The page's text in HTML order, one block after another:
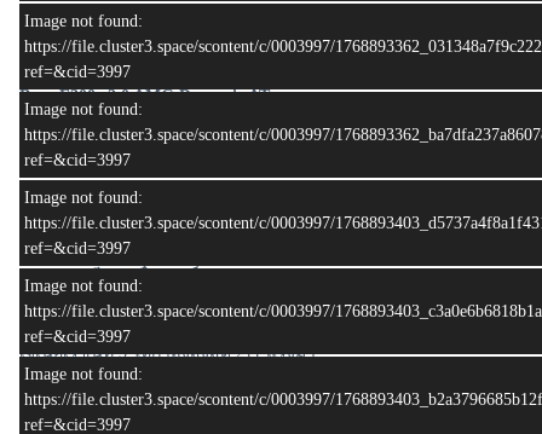
Image not found:
https://file.cluster3.space/scontent/c/0003997/
ref=&cid=3997
Image not found:
https://file.cluster3.space/scontent/c/0003997/
ref=&cid=3997
Image not found:
https://file.cluster3.space/scontent/c/0003997/
ref=&cid=3997
Image not found:
https://file.cluster3.space/scontent/c/0003997/
ref=&cid=3997
Image not found:
https://file.cluster3.space/scontent/c/0003997/
ref=&cid=3997
Benz E300e 2.0 AMG Dynamic AT
ปีผลิต : 2021
ปีจด : 2022
สี : ดำ
เลขไมล์ : 29,xxx กม.
Extedded Warranty 30.01.2025 - 30.01.2027
๐ รายละเอียดเครื่องยนต์
เครื่องยนต์เบนซินแถวเรียง 4 สูบขนาด 1,991 ซีซี
ผสานพลังมอเตอร์ไฟฟ้าด้วยเทคโนโลยีแบบปลั๊กอินไฮบริด
เจเนอเรชันที่ 3 ให้กำลังสูงสุด 211 แรงม้า
พร้อมอัตราเร่งจาก 0-100 กิโลเมตร/ชั่วโมง
ในเวลาเพียง 5.7 วินาที ถ่ายทอดพลังจากเครื่องยนต์อย่างเต็ม
ประสิทธิภาพด้วยระบบส่งกำลังแบบ 9G-TRONIC